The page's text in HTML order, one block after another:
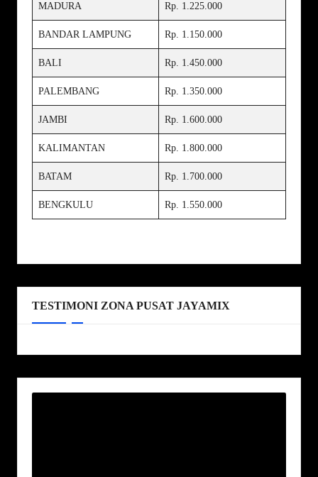
MADURA Rp. 1.225.000
BANDAR LAMPUNG Rp. 1.150.000
BALI Rp. 1.450.000
PALEMBANG Rp. 1.350.000
JAMBI Rp. 1.600.000
KALIMANTAN Rp. 1.800.000
BATAM Rp. 1.700.000
BENGKULU Rp. 1.550.000
TESTIMONI ZONA PUSAT JAYAMIX